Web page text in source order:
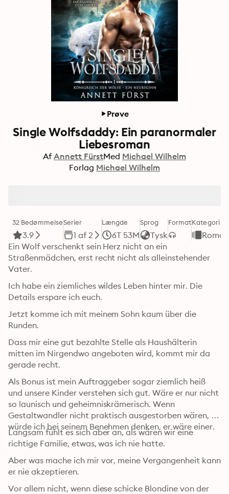
Prøve
Single Wolfsdaddy: Ein paranormaler
Liebesroman
Af Annett FürstMed Michael Wilhelm
Forlag Michael Wilhelm
32 Bedømmelse
3.9
Serier
1 af 2
Længde
6T 53M
Sprog
Tysk
FormatKategori
Ein Wolf verschenkt sein Herz nicht an ein
Straßenmädchen, erst recht nicht als alleinstehender
Vater.
Ich habe ein ziemliches wildes Leben hinter mir. Die
Details erspare ich euch.
Jetzt komme ich mit meinem Sohn kaum über die
Runden.
Dass mir eine gut bezahlte Stelle als Haushälterin
mitten im Nirgendwo angeboten wird, kommt mir da
gerade recht.
Als Bonus ist mein Auftraggeber sogar ziemlich heiß
und unsere Kinder verstehen sich gut. Wäre er nur nicht
so launisch und geheimniskrämerisch. Wenn
Gestaltwandler nicht praktisch ausgestorben wären,
würde ich bei seinem Benehmen denken, er wäre einer.
Langsam fühlt es sich aber an, als wären wir eine
richtige Familie, etwas, was ich nie hatte.
Aber was mache ich mir vor, meine Vergangenheit kann
er nie akzeptieren.
Vor allem nicht, wenn diese schicke Blondine von der